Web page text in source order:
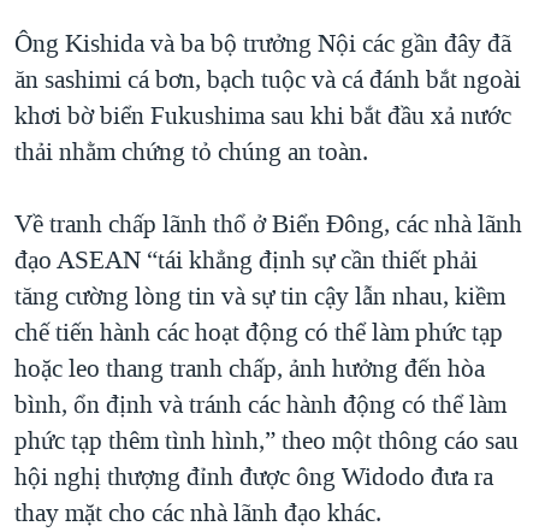
Ông Kishida và ba bộ trưởng Nội các gần đây đã
ăn sashimi cá bơn, bạch tuộc và cá đánh bắt ngoài
khơi bờ biển Fukushima sau khi bắt đầu xả nước
thải nhằm chứng tỏ chúng an toàn.
Về tranh chấp lãnh thổ ở Biển Đông, các nhà lãnh
đạo ASEAN “tái khẳng định sự cần thiết phải
tăng cường lòng tin và sự tin cậy lẫn nhau, kiềm
chế tiến hành các hoạt động có thể làm phức tạp
hoặc leo thang tranh chấp, ảnh hưởng đến hòa
bình, ổn định và tránh các hành động có thể làm
phức tạp thêm tình hình,” theo một thông cáo sau
hội nghị thượng đỉnh được ông Widodo đưa ra
thay mặt cho các nhà lãnh đạo khác.